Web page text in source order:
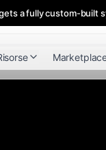
a fully custom-built